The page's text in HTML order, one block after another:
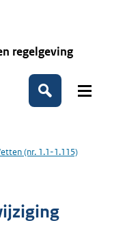
regelgeving
Zoeken
(nr. 1.1-1.115)